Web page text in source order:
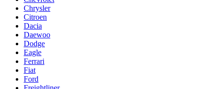
Chrysler
Citroen
Dacia
Daewoo
Dodge
Eagle
Ferrari
Fiat
Ford